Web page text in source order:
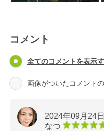
コメント
全てのコメントを表示
画像がついたコメント
2024年09月24日
なつ